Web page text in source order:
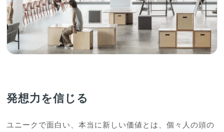
発想力を信じる
ユニークで面白い、本当に新しい価値とは、個々人の頭の